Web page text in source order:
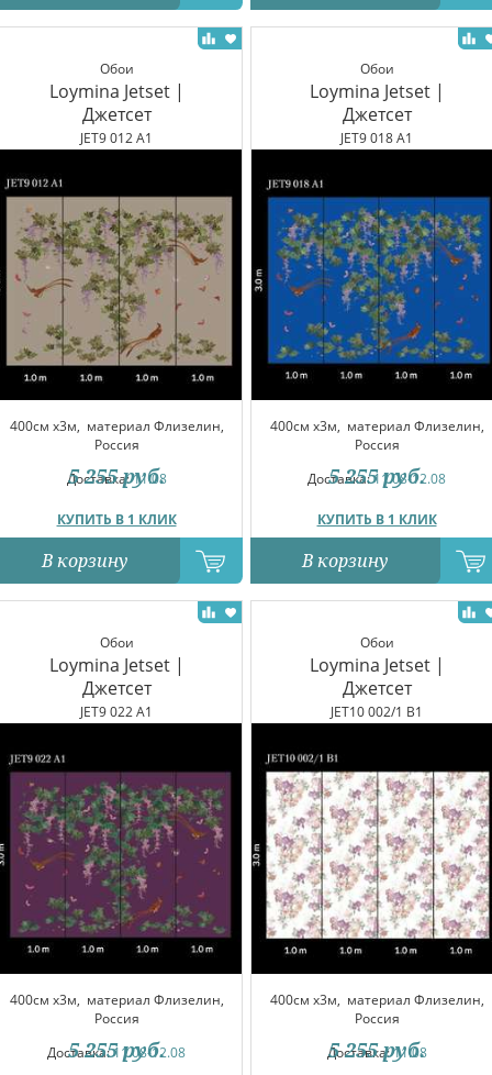
Обои
Loymina Jetset |
Джетсет
JET9 012 A1
400см x3м, материал Флизелин,
Россия
Доставка:11.08
КУПИТЬ В 1 КЛИК
5 255 руб.
В корзину
Обои
Loymina Jetset |
Джетсет
JET9 018 A1
400см x3м, материал Флизелин,
Россия
Доставка:11.08-12.08
КУПИТЬ В 1 КЛИК
5 255 руб.
В корзину
Обои
Loymina Jetset |
Джетсет
JET9 022 A1
400см x3м, материал Флизелин,
Россия
Доставка:11.08-12.08
5 255 руб.
Обои
Loymina Jetset |
Джетсет
JET10 002/1 B1
400см x3м, материал Флизелин,
Россия
Доставка:11.08
5 255 руб.